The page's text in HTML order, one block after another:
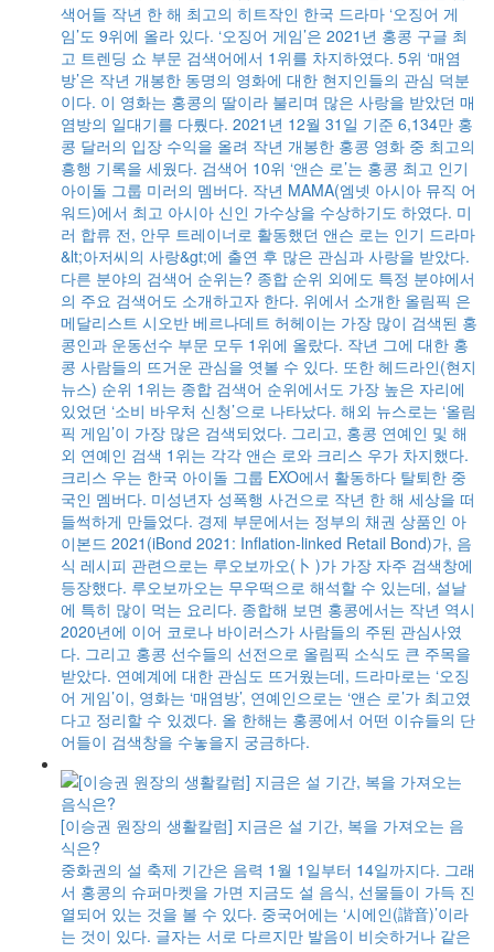
색어들 작년 한 해 최고의 히트작인 한국 드라마 ‘오징어 게
임’도 9위에 올라 있다. ‘오징어 게임’은 2021년 홍콩 구글 최
고 트렌딩 쇼 부문 검색어에서 1위를 차지하였다. 5위 ‘매염
방’은 작년 개봉한 동명의 영화에 대한 현지인들의 관심 덕분
이다. 이 영화는 홍콩의 딸이라 불리며 많은 사랑을 받았던 매
염방의 일대기를 다뤘다. 2021년 12월 31일 기준 6,134만 홍
콩 달러의 입장 수익을 올려 작년 개봉한 홍콩 영화 중 최고의
흥행 기록을 세웠다. 검색어 10위 ‘앤슨 로’는 홍콩 최고 인기
아이돌 그룹 미러의 멤버다. 작년 MAMA(엠넷 아시아 뮤직 어
워드)에서 최고 아시아 신인 가수상을 수상하기도 하였다. 미
러 합류 전, 안무 트레이너로 활동했던 앤슨 로는 인기 드라마
&lt;아저씨의 사랑&gt;에 출연 후 많은 관심과 사랑을 받았다.
다른 분야의 검색어 순위는? 종합 순위 외에도 특정 분야에서
의 주요 검색어도 소개하고자 한다. 위에서 소개한 올림픽 은
메달리스트 시오반 베르나데트 허헤이는 가장 많이 검색된 홍
콩인과 운동선수 부문 모두 1위에 올랐다. 작년 그에 대한 홍
콩 사람들의 뜨거운 관심을 엿볼 수 있다. 또한 헤드라인(현지
뉴스) 순위 1위는 종합 검색어 순위에서도 가장 높은 자리에
있었던 ‘소비 바우처 신청’으로 나타났다. 해외 뉴스로는 ‘올림
픽 게임’이 가장 많은 검색되었다. 그리고, 홍콩 연예인 및 해
외 연예인 검색 1위는 각각 앤슨 로와 크리스 우가 차지했다.
크리스 우는 한국 아이돌 그룹 EXO에서 활동하다 탈퇴한 중
국인 멤버다. 미성년자 성폭행 사건으로 작년 한 해 세상을 떠
들썩하게 만들었다. 경제 부문에서는 정부의 채권 상품인 아
이본드 2021(iBond 2021: Inflation-linked Retail Bond)가, 음
식 레시피 관련으로는 루오보까오(卜 )가 가장 자주 검색창에
등장했다. 루오보까오는 무우떡으로 해석할 수 있는데, 설날
에 특히 많이 먹는 요리다. 종합해 보면 홍콩에서는 작년 역시
2020년에 이어 코로나 바이러스가 사람들의 주된 관심사였
다. 그리고 홍콩 선수들의 선전으로 올림픽 소식도 큰 주목을
받았다. 연예계에 대한 관심도 뜨거웠는데, 드라마로는 ‘오징
어 게임’이, 영화는 ‘매염방’, 연예인으로는 ‘앤슨 로’가 최고였
다고 정리할 수 있겠다. 올 한해는 홍콩에서 어떤 이슈들의 단
어들이 검색창을 수놓을지 궁금하다.
[이승권 원장의 생활칼럼] 지금은 설 기간, 복을 가져오는 음
식은?
중화권의 설 축제 기간은 음력 1월 1일부터 14일까지다. 그래
서 홍콩의 슈퍼마켓을 가면 지금도 설 음식, 선물들이 가득 진
열되어 있는 것을 볼 수 있다. 중국어에는 ‘시에인(諧音)’이라
는 것이 있다. 글자는 서로 다르지만 발음이 비슷하거나 같은